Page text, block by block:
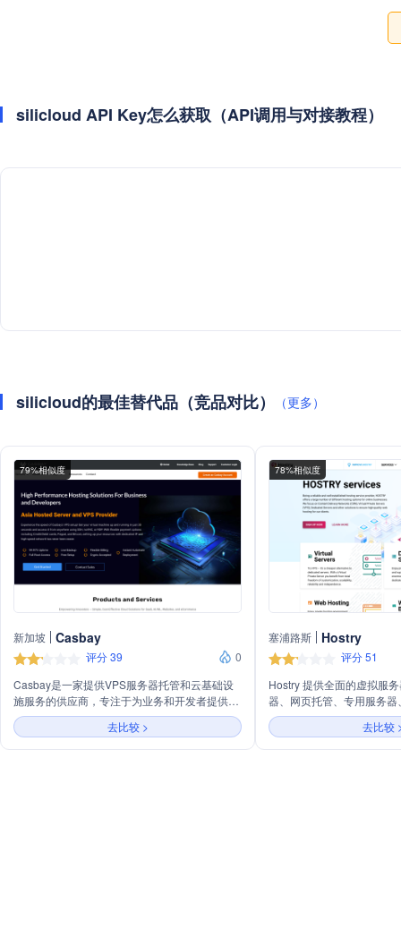
silicloud API Key怎么获取（API调用与对接教程）
silicloud的最佳替代品（竞品对比） （更多）
79%相似度
新加坡 Casbay
评分 39
0
Casbay是一家提供VPS服务器托管和云基础设
施服务的供应商，专注于为业务和开发者提供高
性能的托管解决方案。主要服务包括云服务器、
专用服务器、存储专用服务器、高性能服务器、
ISP VPS、Linux VPS、Windows VPS、高RAM
去比较 >
78%相似度
塞浦路斯 Hostry
评分 51
Hostry 提供全面的虚拟服
器、网页托管、专用服务
（CDN）和免费DNS服务
Windows VPS、一键应用
和Minecraft VPS解决方案
去比较